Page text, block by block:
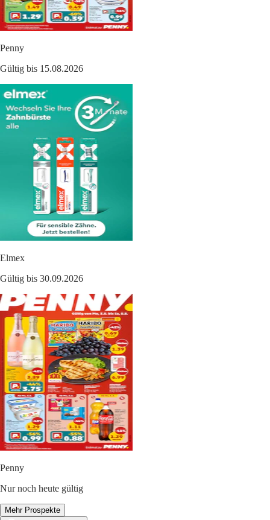
Penny
Gültig bis 15.08.2026
Elmex
Gültig bis 30.09.2026
Penny
Nur noch heute gültig
Mehr Prospekte